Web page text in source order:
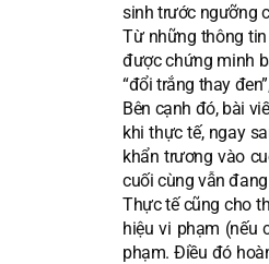
sinh trước ngưỡng
Từ những thông tin
được chứng minh
“đổi trắng thay
Bên cạnh đó, bài
khi thực tế, ngay
khẩn trương vào
cuối cùng vẫn
Thực tế cũng cho
hiệu vi phạm (nếu
phạm. Điều đó